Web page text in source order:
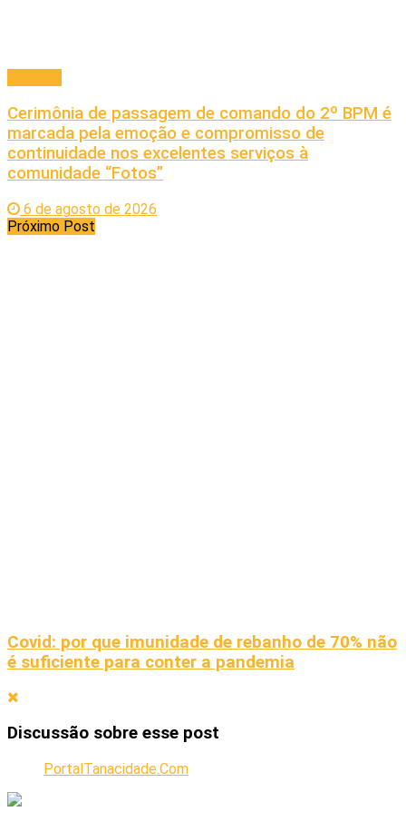
Cerimônia de passagem de comando do 2º BPM é
marcada pela emoção e compromisso de
continuidade nos excelentes serviços à
comunidade “Fotos”
6 de agosto de 2026
Próximo Post
Covid: por que imunidade de rebanho de 70% não
é suficiente para conter a pandemia
Discussão sobre esse post
PortalTanacidade.Com